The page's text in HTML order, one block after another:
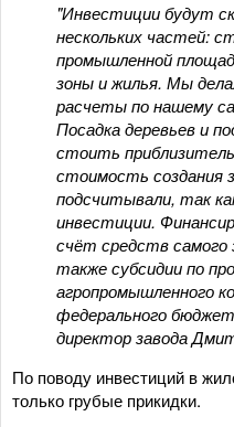
"Инвестиции будут
нескольких частей:
промышленной
зоны и жилья. Мы
расчеты по нашему
Посадка деревьев и
стоить
стоимость создания
подсчитывали, так
инвестиции.
счёт средств самого
также субсидии по
агропромышленного
федерального
директор завода
По поводу инвестиций в
только грубые прикидки.